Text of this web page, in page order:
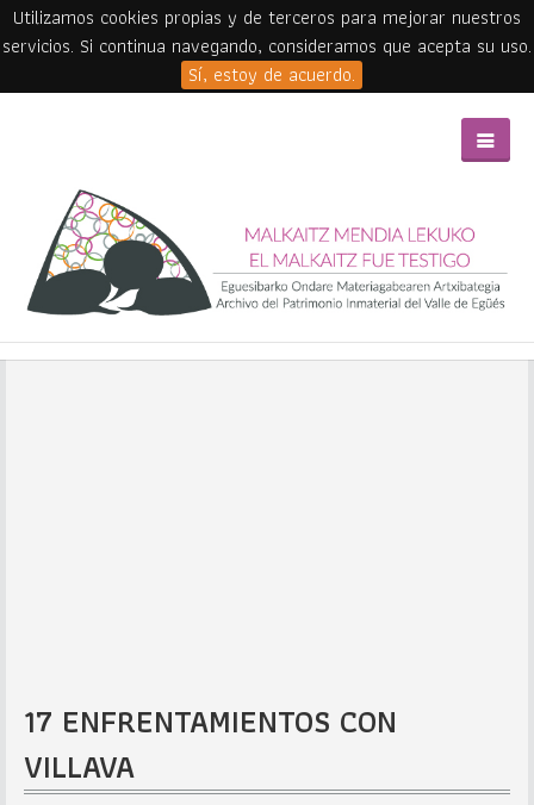
Utilizamos cookies propias y de terceros para mejorar nuestros
servicios. Si continua navegando, consideramos que acepta su uso.
Sí, estoy de acuerdo.
17 ENFRENTAMIENTOS CON
VILLAVA